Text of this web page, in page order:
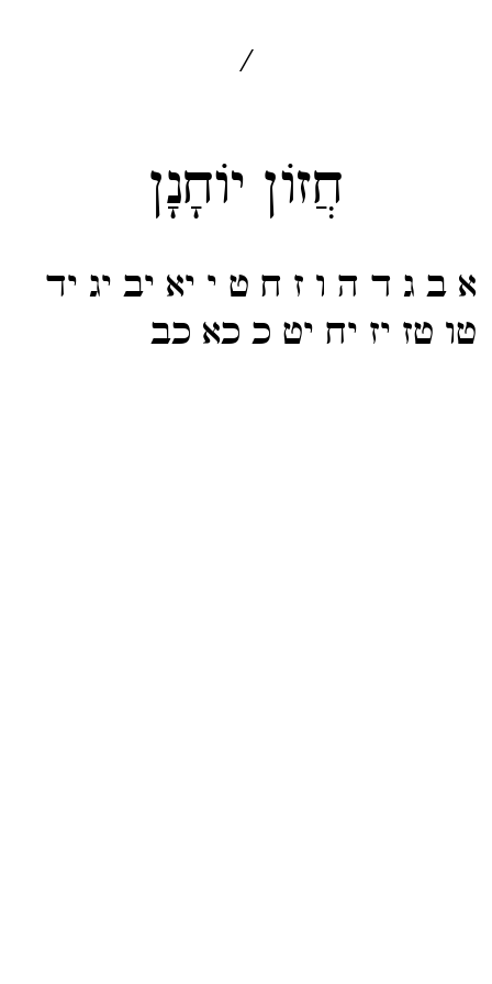
/
חֲזוֹן יוֹחָנָן
א ב ג ד ה ו ז ח ט י יא יב יג יד
טו טז יז יח יט כ כא כב